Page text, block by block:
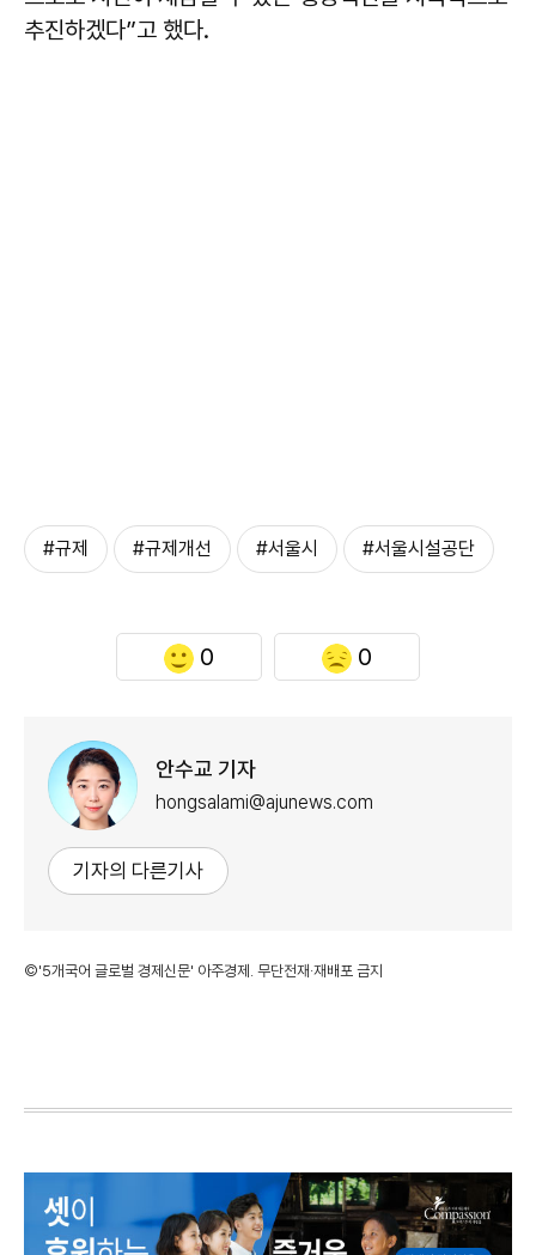
추진하겠다”고 했다.
#규제 #규제개선 #서울시 #서울시설공단
0 0
안수교 기자
hongsalami@ajunews.com
기자의 다른기사
©'5개국어 글로벌 경제신문' 아주경제. 무단전재·재배포 금지